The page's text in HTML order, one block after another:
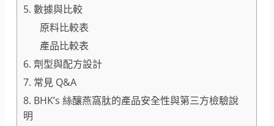
5. 數據與比較
原料比較表
產品比較表
6. 劑型與配方設計
7. 常見 Q&A
8. BHK’s 絲釀燕窩肽的產品安全性與第三方檢驗說
明